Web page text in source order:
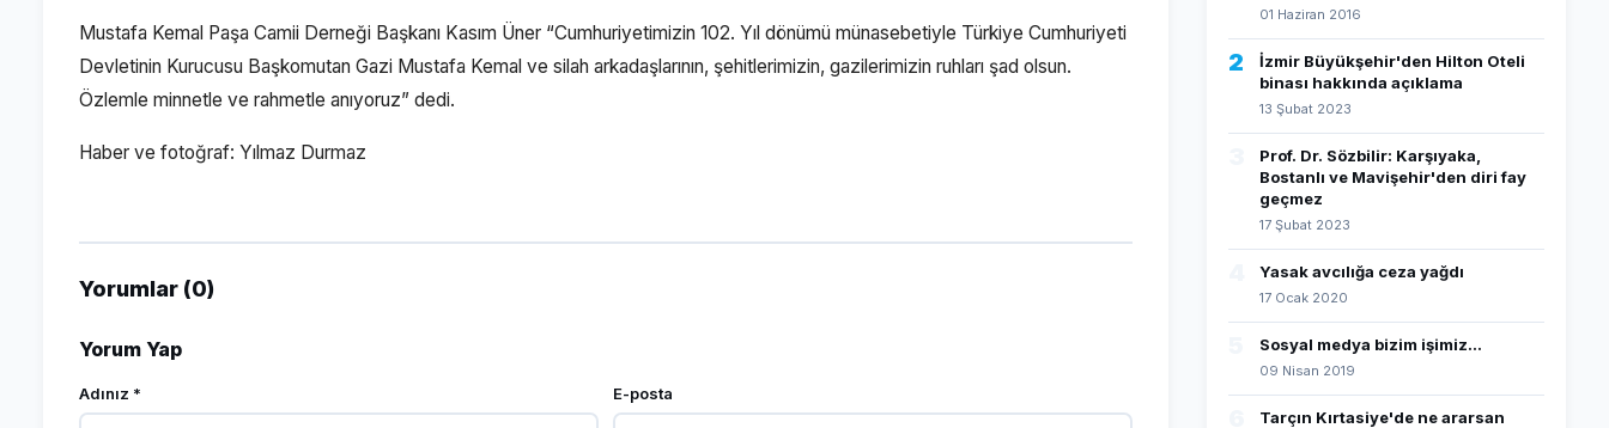
Mustafa Kemal Paşa Camii Derneği Başkanı Kasım Üner “Cumhuriyetimizin 102. Yıl dönümü münasebetiyle Türkiye Cumhuriyeti
Devletinin Kurucusu Başkomutan Gazi Mustafa Kemal ve silah arkadaşlarının, şehitlerimizin, gazilerimizin ruhları şad olsun.
Özlemle minnetle ve rahmetle anıyoruz” dedi.
Haber ve fotoğraf: Yılmaz Durmaz
Yorumlar (0)
Yorum Yap
Adınız * E-posta
01 Haziran 2016
2
İzmir Büyükşehir'den Hilton Oteli
binası hakkında açıklama
13 Şubat 2023
Prof. Dr. Sözbilir: Karşıyaka,
Bostanlı ve Mavişehir'den diri fay
geçmez
17 Şubat 2023
Yasak avcılığa ceza yağdı
17 Ocak 2020
Sosyal medya bizim işimiz...
09 Nisan 2019
Tarçın Kırtasiye'de ne ararsan